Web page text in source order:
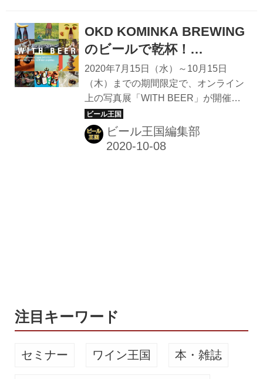
レストラン）」では、お酒再開記念と
して6月21日(月)～25日(金)までビール
キャンペーンを実施中だ。 BARBARA
GOOD BEER RESTAURANT (名古屋/
ビアホール・ビアレストラン)
★★★☆☆3.34 ■お酒再開！6月21
日〜25日はビール100...
OKD KOMINKA BREWING
のビールで乾杯！
10/15（木）人気写真家20名
が撮り下ろしたビールの写
真展「WITH BEER」開催
2020年7月15日（水）～10月15日
（木）までの期間限定で、オンライン
上の写真展「WITH BEER」が開催さ
れている。愛知県知多市にあるマイク
ロブルワリー「OKD KOMINKA
BREWING」のビールをモチーフに、
ビール王国編集部
注目キーワード
セミナー ワイン王国 本・雑誌